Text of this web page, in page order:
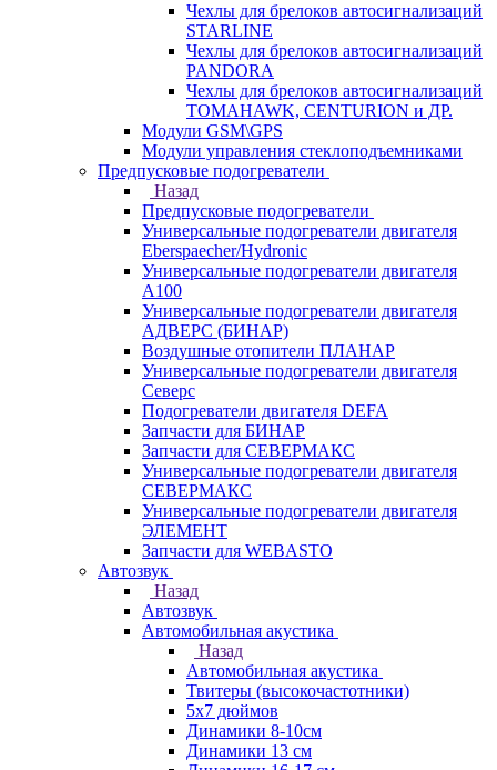
Чехлы для брелоков автосигнализаций
STARLINE
Чехлы для брелоков автосигнализаций
PANDORA
Чехлы для брелоков автосигнализаций
TOMAHAWK, CENTURION и ДР.
Модули GSM\GPS
Модули управления стеклоподъемниками
Предпусковые подогреватели
Назад
Предпусковые подогреватели
Универсальные подогреватели двигателя
Eberspaecher/Hydronic
Универсальные подогреватели двигателя
A100
Универсальные подогреватели двигателя
АДВЕРС (БИНАР)
Воздушные отопители ПЛАНАР
Универсальные подогреватели двигателя
Северс
Подогреватели двигателя DEFA
Запчасти для БИНАР
Запчасти для СЕВЕРМАКС
Универсальные подогреватели двигателя
СЕВЕРМАКС
Универсальные подогреватели двигателя
ЭЛЕМЕНТ
Запчасти для WEBASTO
Автозвук
Назад
Автозвук
Автомобильная акустика
Назад
Автомобильная акустика
Твитеры (высокочастотники)
5x7 дюймов
Динамики 8-10см
Динамики 13 см